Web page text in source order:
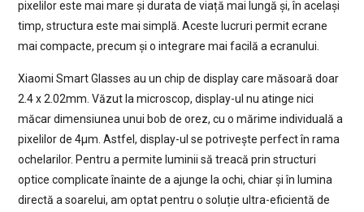
pixelilor este mai mare și durata de viață mai lungă și, în același
timp, structura este mai simplă. Aceste lucruri permit ecrane
mai compacte, precum și o integrare mai facilă a ecranului.
Xiaomi Smart Glasses au un chip de display care măsoară doar
2.4 x 2.02mm. Văzut la microscop, display-ul nu atinge nici
măcar dimensiunea unui bob de orez, cu o mărime individuală a
pixelilor de 4μm. Astfel, display-ul se potrivește perfect în rama
ochelarilor. Pentru a permite luminii să treacă prin structuri
optice complicate înainte de a ajunge la ochi, chiar și în lumina
directă a soarelui, am optat pentru o soluție ultra-eficientă de